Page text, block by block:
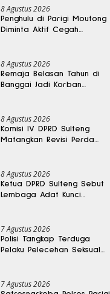
8 Agustus 2026
Penghulu di Parigi Moutong
Diminta Aktif Cegah
8 Agustus 2026
Remaja Belasan Tahun di
Banggai Jadi Korban
8 Agustus 2026
Komisi IV DPRD Sulteng
Matangkan Revisi Perda
8 Agustus 2026
Ketua DPRD Sulteng Sebut
Lembaga Adat Kunci
7 Agustus 2026
Polisi Tangkap Terduga
Pelaku Pelecehan Seksual
7 Agustus 2026